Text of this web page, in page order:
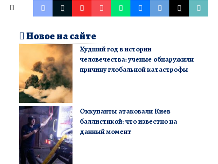
Новое на сайте
Худший год в истории
человечества: ученые обнаружили
причину глобальной катастрофы
Оккупанты атаковали Киев
баллистикой: что известно на
данный момент